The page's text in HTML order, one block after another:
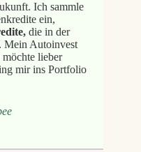
Ich sammle
ein,
die in der
Mein Autoinvest
lieber
mir ins Portfolio